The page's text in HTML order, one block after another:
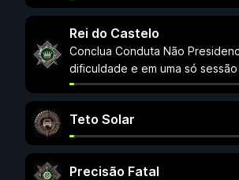
Rei do Castelo
Conclua Conduta Não
dificuldade e em uma só sessão
Teto Solar
Precisão Fatal